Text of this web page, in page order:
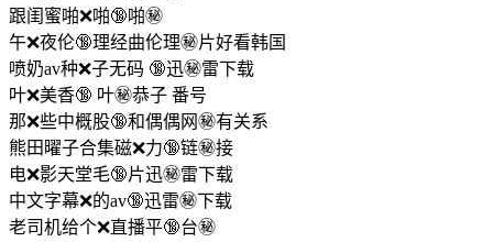
跟闺蜜啪❌啪🔞啪㊙️
午❌夜伦🔞理经曲伦理㊙️片好看韩国
喷奶av种❌子无码 🔞迅㊙️雷下载
叶❌美香🔞 叶㊙️恭子 番号
那❌些中概股🔞和偶偶网㊙️有关系
熊田曜子合集磁❌力🔞链㊙️接
电❌影天堂毛🔞片迅㊙️雷下载
中文字幕❌的av🔞迅雷㊙️下载
老司机给个❌直播平🔞台㊙️